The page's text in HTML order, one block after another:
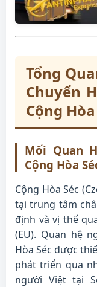
Tổng
Chuyển
Cộng Hòa
Mối Quan
Cộng Hòa
Cộng Hòa Séc
tại trung tâm
định và vị thế
(EU). Quan hệ
Hòa Séc được
phát triển qua
người Việt tại